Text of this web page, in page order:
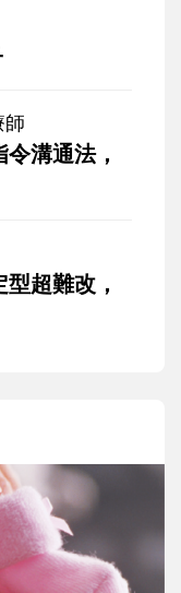
師
溝通法，
超難改，